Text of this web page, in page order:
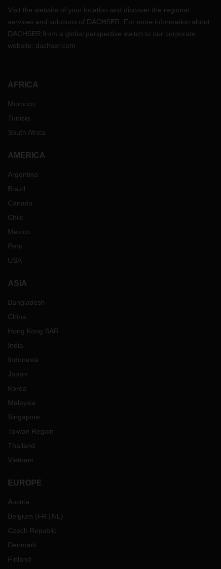
Visit the website of your location and discover the regional
services and solutions of DACHSER. For more information about
DACHSER from a global perspective switch to our corporate
website: dachser.com
AFRICA
Morocco
Tunisia
South Africa
AMERICA
Argentina
Brazil
Canada
Chile
Mexico
Peru
USA
ASIA
Bangladesh
China
Hong Kong SAR
India
Indonesia
Japan
Korea
Malaysia
Singapore
Taiwan Region
Thailand
Vietnam
EUROPE
Austria
Belgium (FR NL )
Czech Republic
Denmark
Finland